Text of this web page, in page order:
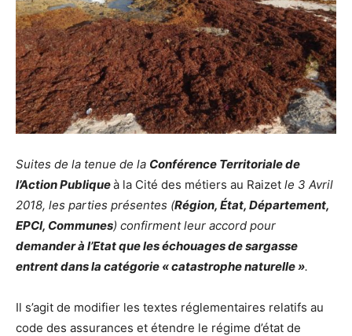
Suites de la tenue de la Conférence Territoriale de
l’Action Publiqueà la Cité des métiers au Raizet le 3 Avril
2018, les parties présentes (Région, État, Département,
EPCI, Communes) confirment leur accord pour
demander à l’Etat que les échouages de sargasse
entrent dans la catégorie « catastrophe naturelle ».
Il s’agit de modifier les textes réglementaires relatifs au
code des assurances et étendre le régime d’état de